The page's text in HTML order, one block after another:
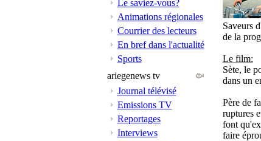
Le saviez-vous?
Animations régionales
Courrier des lecteurs
En bref dans l'actualité
Sports
ariegenews tv
Journal télévisé
Emissions TV
Reportages
Interviews
Saveurs
de la
Le film:
Sète, le
dans un
Père de
ruptures
font
faire